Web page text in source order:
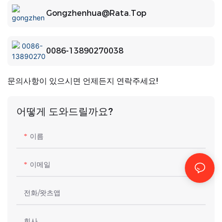
Gongzhenhua@rata.top
0086-13890270038
문의사항이 있으시면 언제든지 연락주세요!
어떻게 도와드릴까요?
이름
이메일
전화/왓츠앱